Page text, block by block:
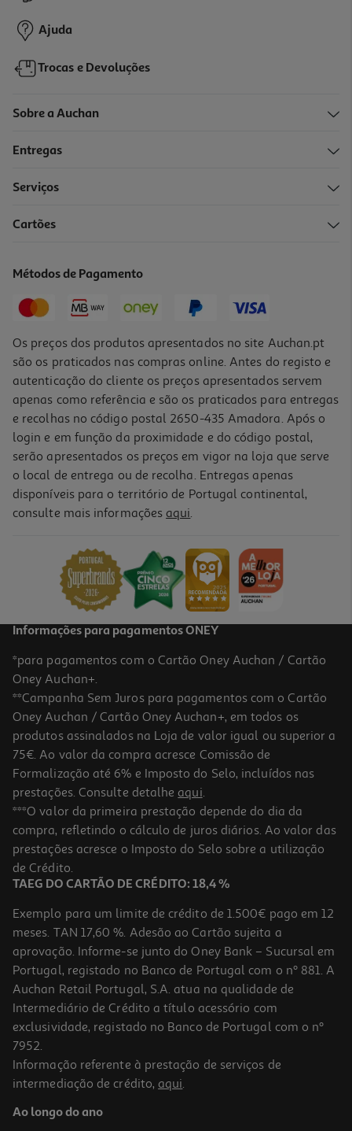
Ajuda
Trocas e Devoluções
Sobre a Auchan
Entregas
Serviços
Cartões
Métodos de Pagamento
Os preços dos produtos apresentados no site Auchan.pt
são os praticados nas compras online. Antes do registo e
autenticação do cliente os preços apresentados servem
apenas como referência e são os praticados para entregas
e recolhas no código postal 2650-435 Amadora. Após o
login e em função da proximidade e do código postal,
serão apresentados os preços em vigor na loja que serve
o local de entrega ou de recolha. Entregas apenas
disponíveis para o território de Portugal continental,
consulte mais informações aqui.
Informações para pagamentos ONEY
*para pagamentos com o Cartão Oney Auchan / Cartão
Oney Auchan+.
**Campanha Sem Juros para pagamentos com o Cartão
Oney Auchan / Cartão Oney Auchan+, em todos os
produtos assinalados na Loja de valor igual ou superior a
75€. Ao valor da compra acresce Comissão de
Formalização até 6% e Imposto do Selo, incluídos nas
prestações. Consulte detalhe aqui.
***O valor da primeira prestação depende do dia da
compra, refletindo o cálculo de juros diários. Ao valor das
prestações acresce o Imposto do Selo sobre a utilização
de Crédito.
TAEG DO CARTÃO DE CRÉDITO: 18,4 %
Exemplo para um limite de crédito de 1.500€ pago em 12
meses. TAN 17,60 %. Adesão ao Cartão sujeita a
aprovação. Informe-se junto do Oney Bank – Sucursal em
Portugal, registado no Banco de Portugal com o nº 881. A
Auchan Retail Portugal, S.A. atua na qualidade de
Intermediário de Crédito a título acessório com
exclusividade, registado no Banco de Portugal com o nº
7952.
Informação referente à prestação de serviços de
intermediação de crédito, aqui.
Ao longo do ano